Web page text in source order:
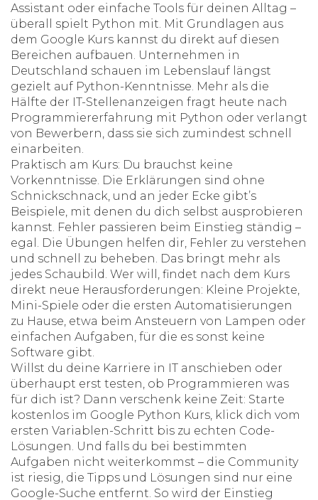
Assistant oder einfache Tools für deinen Alltag –
überall spielt Python mit. Mit Grundlagen aus
dem Google Kurs kannst du direkt auf diesen
Bereichen aufbauen. Unternehmen in
Deutschland schauen im Lebenslauf längst
gezielt auf Python-Kenntnisse. Mehr als die
Hälfte der IT-Stellenanzeigen fragt heute nach
Programmiererfahrung mit Python oder verlangt
von Bewerbern, dass sie sich zumindest schnell
einarbeiten.
Praktisch am Kurs: Du brauchst keine
Vorkenntnisse. Die Erklärungen sind ohne
Schnickschnack, und an jeder Ecke gibt’s
Beispiele, mit denen du dich selbst ausprobieren
kannst. Fehler passieren beim Einstieg ständig –
egal. Die Übungen helfen dir, Fehler zu verstehen
und schnell zu beheben. Das bringt mehr als
jedes Schaubild. Wer will, findet nach dem Kurs
direkt neue Herausforderungen: Kleine Projekte,
Mini-Spiele oder die ersten Automatisierungen
zu Hause, etwa beim Ansteuern von Lampen oder
einfachen Aufgaben, für die es sonst keine
Software gibt.
Willst du deine Karriere in IT anschieben oder
überhaupt erst testen, ob Programmieren was
für dich ist? Dann verschenk keine Zeit: Starte
kostenlos im Google Python Kurs, klick dich vom
ersten Variablen-Schritt bis zu echten Code-
Lösungen. Und falls du bei bestimmten
Aufgaben nicht weiterkommst – die Community
ist riesig, die Tipps und Lösungen sind nur eine
Google-Suche entfernt. So wird der Einstieg